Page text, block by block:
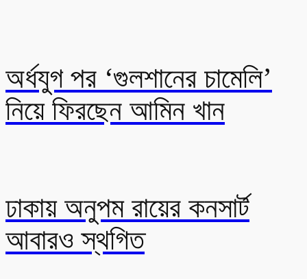
অর্ধযুগ পর ‘গুলশানের চামেলি’
নিয়ে ফিরছেন আমিন খান
ঢাকায় অনুপম রায়ের কনসার্ট
আবারও স্থগিত